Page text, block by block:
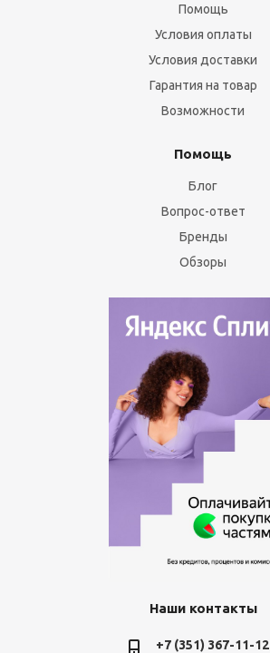
Помощь
Условия оплаты
Условия доставки
Гарантия на товар
Возможности
Помощь
Блог
Вопрос-ответ
Бренды
Обзоры
Наши контакты
+7 (351) 367-11-12